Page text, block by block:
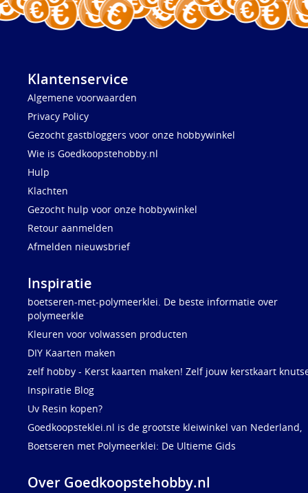
Klantenservice
Algemene voorwaarden
Privacy Policy
Gezocht gastbloggers voor onze hobbywinkel
Wie is Goedkoopstehobby.nl
Hulp
Klachten
Gezocht hulp voor onze hobbywinkel
Retour aanmelden
Afmelden nieuwsbrief
Inspiratie
boetseren-met-polymeerklei. De beste informatie over
polymeerkle
Kleuren voor volwassen producten
DIY Kaarten maken
zelf hobby - Kerst kaarten maken! Zelf jouw kerstkaart
Inspiratie Blog
Uv Resin kopen?
Goedkoopsteklei.nl is de grootste kleiwinkel van Nederland,
Boetseren met Polymeerklei: De Ultieme Gids
Over Goedkoopstehobby.nl